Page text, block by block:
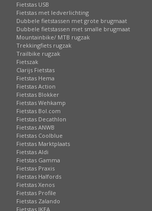
Fietstas USB
Fietstas met ledverlichting
Dubbele fietstassen met grote brugmaat
Dubbele fietstassen met smalle brugmaat
Mountainbike/ MTB rugzak
Trekkingfiets rugzak
Trailbike rugzak
Fietszak
Clarijs Fietstas
Fietstas Hema
Fietstas Action
Fietstas Blokker
Fietstas Wehkamp
Fietstas Bol.com
Fietstas Decathlon
Fietstas ANWB
Fietstas Coolblue
Fietstas Marktplaats
Fietstas Aldi
Fietstas Gamma
Fietstas Praxis
Fietstas Halfords
Fietstas Xenos
Fietstas Profile
Fietstas Zalando
Fietstas IKEA